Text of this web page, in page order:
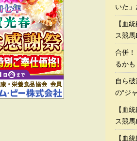
いた」
【血
ス競馬
合併
るかも
自ら
の“ジ
【血
ス競馬
【血